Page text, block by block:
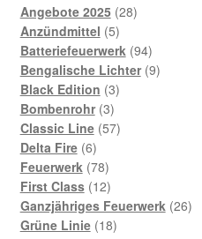
Angebote 2025 2828
Anzündmittel 55
Produkte
Batteriefeuerwerk 9494
Produkte
Bengalische Lichter 99
Black Edition 33
Bombenrohr 33
Produkte
Classic Line 5757
Delta Fire 66
Produkte
Feuerwerk 7878
Produkte
First Class 1212
Produkte
Ganzjähriges Feuerwerk 2626
Grüne Linie 1818